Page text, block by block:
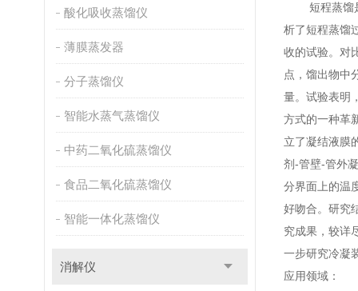
酸化吸收蒸馏仪
薄膜蒸发器
分子蒸馏仪
智能水蒸气蒸馏仪
中药二氧化硫蒸馏仪
食品二氧化硫蒸馏仪
智能一体化蒸馏仪
消解仪
短程蒸馏是
析了短程蒸馏
收的试验。对
点，馏出物中
量。试验表明
方式的一种革
立了凝结液膜
剂-管壁-管外
分界面上的温
好吻合。研究
究成果，较详
一步研究冷凝
应用领域：